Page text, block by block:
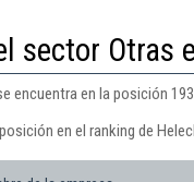
sector Otras
encuentra en la posición
en el ranking de